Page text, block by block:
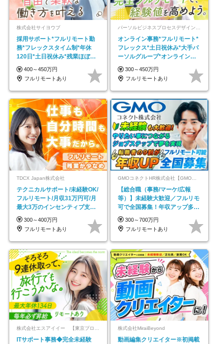
株式会社サイヨウブ
採用サポート*フルリモート勤
務*フレックスタイム制*年休
120日*土日祝休み*残業ほぼな
し*育児中社員8割以上
400～450万円
フルリモートあり
パーソルビジネスプロセスデザイン株式会社 事業開発本部
オンライン事務*フルリモート*
フレックス*土日祝休み*大手パ
ーソルグループ*オンライン面
接*30～40代活躍中
300～450万円
フルリモートあり
TDCX Japan株式会社
テクニカルサポート/未経験OK/
フルリモート/月収31万円可/月
最大3万のインセンティブ支給/
平均年齢33歳
300～400万円
フルリモートあり
GMOコネクトHR株式会社【GMOインターネットグループ】
【総合職（事務/マーケ/広報
等）】未経験大歓迎／フルリモ
可で全国募集！年収アップ多数
★年休最大130日★
300～700万円
フルリモートあり
株式会社エスアイイー 【東京プロマーケット上場】
ITサポート事務◆完全未経験
株式会社MiraiBeyond
動画編集クリエイター※初掲載